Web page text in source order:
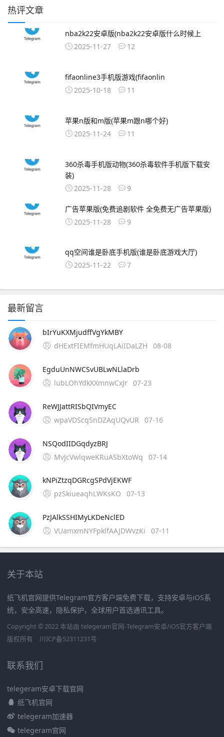
热评文章
nba2k22安卓版(nba2k22安卓版什么时候上
2025-11-27
12
fifaonline3手机版游戏(fifaonlin
2025-10-18
11
苹果n版和m版(苹果m跟n哪个好)
2025-11-24
11
360杀毒手机版动物(360杀毒软件手机版下载安
装)
2025-11-28
9
广告苹果版(免费追剧软件 全免费无广告苹果版)
2025-11-28
9
qq空间谁是卧底手机版(谁是卧底游戏大厅)
2025-11-22
7
最新留言
bIrYuKXMjudffVgYkMBY
dHExtFIEMfmHUqLAiIDaLZH
08-08
EgduUnNWCSvUBLwNLlaDrb
lubLOhYdkXXmnwCxJr 07-23
ReWJJattRISbQIVmyEC
wpaVDScqSnDZAqUQvUR
07-16
NSQodIIDGqdyzBRJ
MvJcVwlqweKRuASbXtoWq
07-14
kNPiZtzqDGRcgSPdVjEKWF
pzSkiueaqhLWKsKO
07-13
PzJAlkSSHIMyLKDeNclED
VUamxmNYFpklfAAJDWvzKi
07-11
关于本站
纸飞机官网提供Telegram官方客户端免费下载，支持安卓与iOS系
统，安全高速，隐私保护，全球用户首选通讯工具。
Copyright © 2022 本站由 telegeram官网-Telegram安卓/iOS官方客户端
版权所有
川ICP备52311231号
联系我们
telegeram安卓下载官网
纸飞机官网
telegeram加速器
telegeram官网